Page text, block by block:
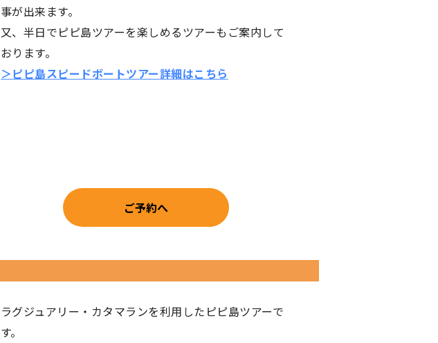
事が出来ます。
又、半日でピピ島ツアーを楽しめるツアーもご案内して
おります。
＞ピピ島スピードボートツアー詳細はこちら
ご予約へ
ラグジュアリー・カタマランを利用したピピ島ツアーで
す。